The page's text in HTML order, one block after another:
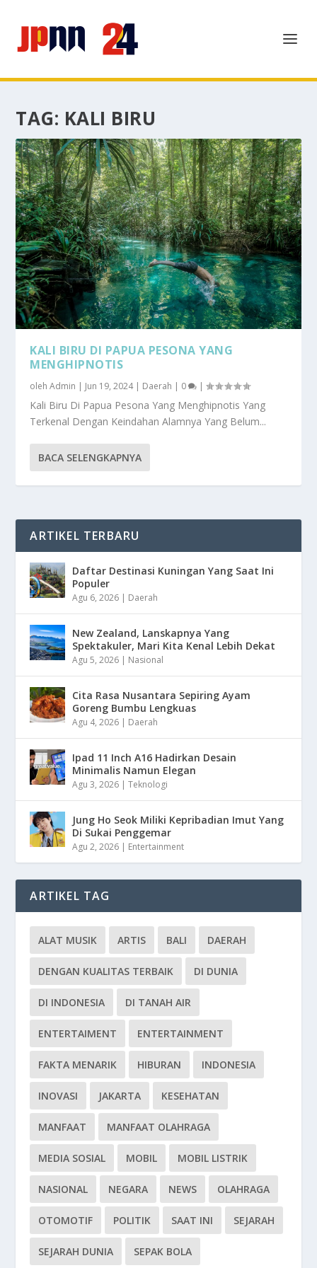
TAG: KALI BIRU
KALI BIRU DI PAPUA PESONA YANG
MENGHIPNOTIS
olehAdmin | Jun 19, 2024| Daerah | 0 |
Kali Biru Di Papua Pesona Yang Menghipnotis Yang
Terkenal Dengan Keindahan Alamnya Yang Belum...
BACA SELENGKAPNYA
ARTIKEL TERBARU
Daftar Destinasi Kuningan Yang Saat Ini
Populer
Agu 6, 2026 | Daerah
New Zealand, Lanskapnya Yang
Spektakuler, Mari Kita Kenal Lebih Dekat
Agu 5, 2026 | Nasional
Cita Rasa Nusantara Sepiring Ayam
Goreng Bumbu Lengkuas
Agu 4, 2026 | Daerah
Ipad 11 Inch A16 Hadirkan Desain
Minimalis Namun Elegan
Agu 3, 2026 |Teknologi
Jung Ho Seok Miliki Kepribadian Imut Yang
Di Sukai Penggemar
Agu 2, 2026 | Entertainment
ARTIKEL TAG
ALAT MUSIK ARTIS BALI DAERAH
DENGAN KUALITAS TERBAIK DI DUNIA
DI INDONESIA DI TANAH AIR
ENTERTAIMENT ENTERTAINMENT
FAKTA MENARIK HIBURAN INDONESIA
INOVASI JAKARTA KESEHATAN
MANFAAT MANFAAT OLAHRAGA
MEDIA SOSIAL MOBIL MOBIL LISTRIK
NASIONAL NEGARA NEWS OLAHRAGA
OTOMOTIF POLITIK SAAT INI SEJARAH
SEJARAH DUNIA SEPAK BOLA